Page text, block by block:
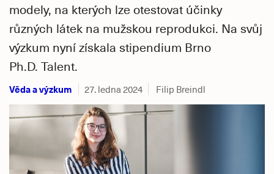
modely, na kterých lze otestovat účinky
různých látek na mužskou reprodukci. Na svůj
výzkum nyní získala stipendium Brno
Ph.D. Talent.
Věda a výzkum 27. ledna 2024 Filip Breindl